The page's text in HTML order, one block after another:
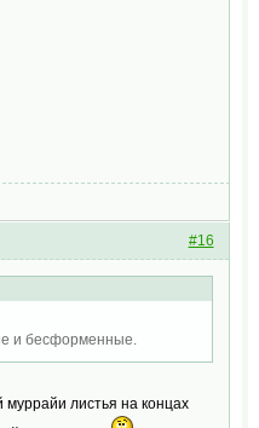
#16
и бесформенные.
муррайи листья на концах